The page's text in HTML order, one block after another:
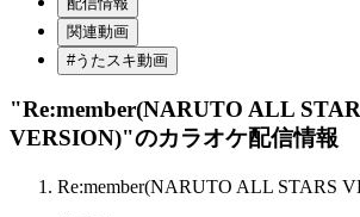
関連動画
#うたスキ動画
"Re:member(NARUTO ALL
VERSION)"のカラオケ配信情報
Re:member(NARUTO ALL STARS